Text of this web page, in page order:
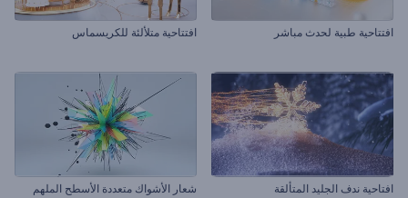
افتتاحية طبية لحدث مباشر افتتاحية متلألئة للكريسماس
افتاحية ندف الجليد المتألقة شعار الأشواك متعددة الأسطح الملهم